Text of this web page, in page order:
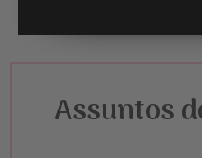
Assuntos